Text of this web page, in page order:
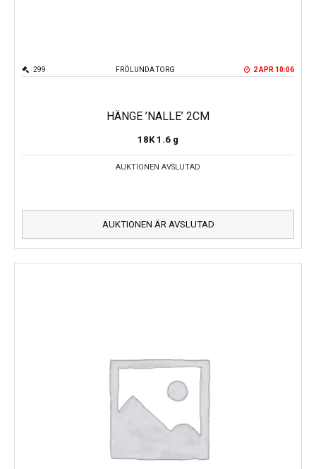
FRÖLUNDA TORG
299 2 APR 10:06
HÄNGE ’NALLE’ 2CM
18K 1.6 g
AUKTIONEN AVSLUTAD
AUKTIONEN ÄR AVSLUTAD